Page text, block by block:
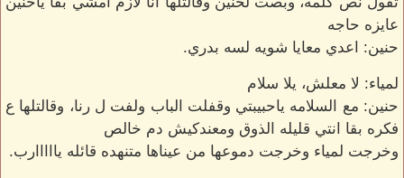
عايزه حاجه
حنين: اعدي معايا شويه لسه بدري.
لمياء: لا معلش، يلا سلام
حنين: مع السلامه ياحبيبتي وقفلت الباب ولفت ل رنا، وقالتلها ع
فكره بقا انتي قليله الذوق ومعندكيش دم خالص
وخرجت لمياء وخرجت دموعها من عيناها متنهده قائله يااااارب.